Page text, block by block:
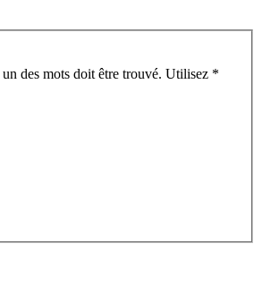
un des mots doit être trouvé. Utilisez *